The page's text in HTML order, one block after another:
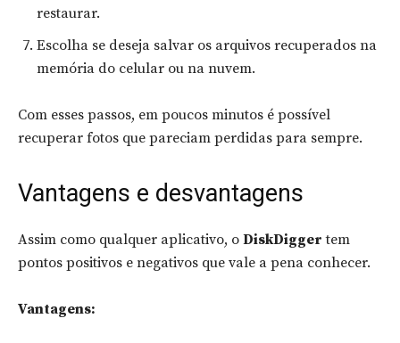
restaurar.
Escolha se deseja salvar os arquivos recuperados na
memória do celular ou na nuvem.
Com esses passos, em poucos minutos é possível
recuperar fotos que pareciam perdidas para sempre.
Vantagens e desvantagens
Assim como qualquer aplicativo, o DiskDigger tem
pontos positivos e negativos que vale a pena conhecer.
Vantagens: